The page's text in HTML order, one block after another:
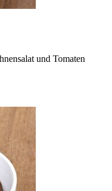
und Tomaten